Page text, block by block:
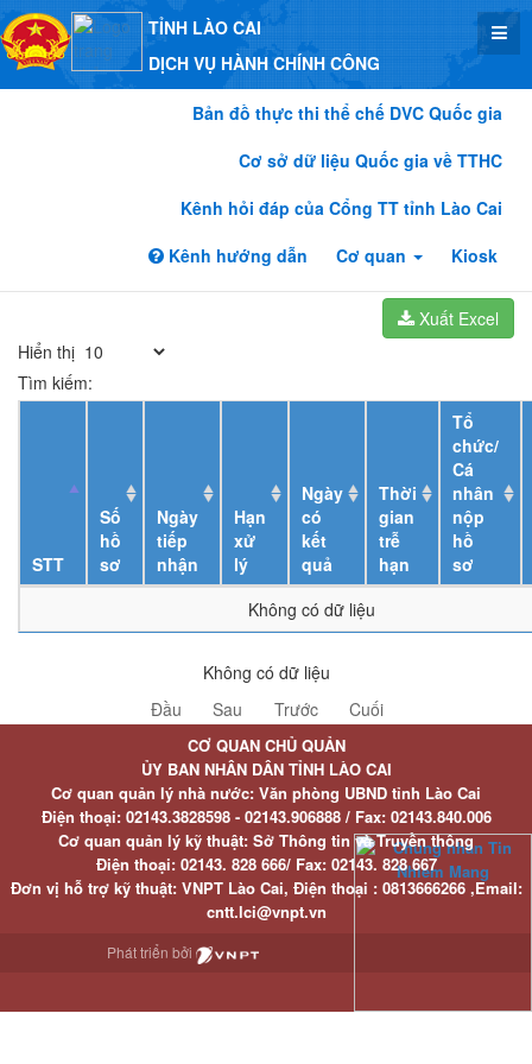
TỈNH LÀO CAI
DỊCH VỤ HÀNH CHÍNH CÔNG
Bản đồ thực thi thể chế DVC Quốc gia
Cơ sở dữ liệu Quốc gia về TTHC
Kênh hỏi đáp của Cổng TT tỉnh Lào Cai
Kênh hướng dẫn
Cơ quan Kiosk
Xuất Excel
Hiển thị
Tìm kiếm:
STT
Số
hồ
sơ
Ngày
tiếp
nhận
Hạn
xử
lý
Ngày
có
kết
quả
Thời
gian
trễ
hạn
Tổ
chức/
Cá
nhân
nộp
hồ
sơ
Không có dữ liệu
Không có dữ liệu
Đầu
Sau Trước Cuối
CƠ QUAN CHỦ QUẢN
ỦY BAN NHÂN DÂN TỈNH LÀO CAI
Cơ quan quản lý nhà nước: Văn phòng UBND tỉnh Lào Cai
Điện thoại:02143.3828598 - 02143.906888 / Fax:02143.840.006
Cơ quan quản lý kỹ thuật: Sở Thông tin và Truyền thông
Điện thoại:02143. 828 666/ Fax:02143. 828 667
Đơn vị hỗ trợ kỹ thuật: VNPT Lào Cai, Điện thoại : 0813666266 ,Email:
cntt.lci@vnpt.vn
Phát triển bởi